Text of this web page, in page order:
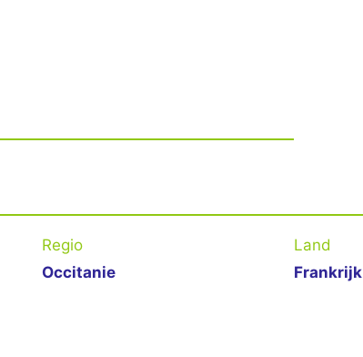
Regio
Occitanie
Land
Frankrijk